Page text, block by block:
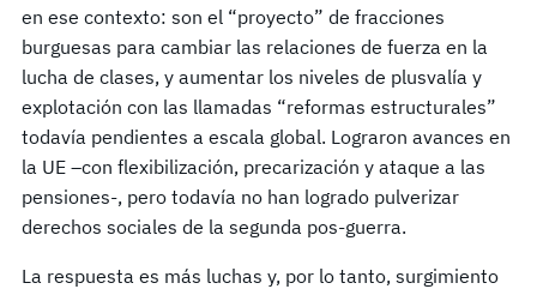
en ese contexto: son el “proyecto” de fracciones
burguesas para cambiar las relaciones de fuerza en la
lucha de clases, y aumentar los niveles de plusvalía y
explotación con las llamadas “reformas estructurales”
todavía pendientes a escala global. Lograron avances en
la UE –con flexibilización, precarización y ataque a las
pensiones-, pero todavía no han logrado pulverizar
derechos sociales de la segunda pos-guerra.
La respuesta es más luchas y, por lo tanto, surgimiento